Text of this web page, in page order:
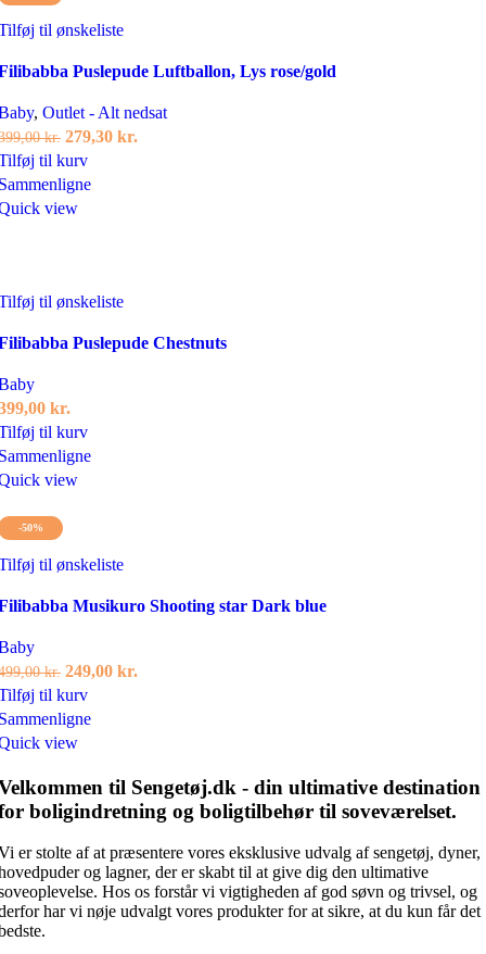
til ønskeliste
Puslepude Luftballon, Lys rose/gold
, Outlet - Alt nedsat
kr. Den
oprindelige
pris
var:
279,30 kr.
til kurv
view
til ønskeliste
Puslepude Chestnuts
kr.
til kurv
view
-50%
til ønskeliste
Musikuro Shooting star Dark blue
kr. Den
oprindelige
pris
var:
249,00 kr.
til kurv
view
til Sengetøj.dk - din ultimative destination
boligindretning og boligtilbehør til soveværelset.
er stolte af at præsentere vores eksklusive udvalg af sengetøj, dyner,
og lagner, der er skabt til at give dig den ultimative
Hos os forstår vi vigtigheden af god søvn og trivsel, og
har vi nøje udvalgt vores produkter for at sikre, at du kun får det